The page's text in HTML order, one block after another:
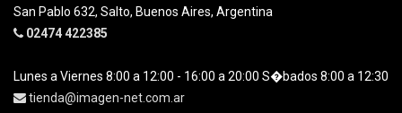
San Pablo 632, Salto, Buenos Aires, Argentina
02474 422385
Lunes a Viernes 8:00 a 12:00 - 16:00 a 20:00 S�bados 8:00 a 12:30
tienda@imagen-net.com.ar